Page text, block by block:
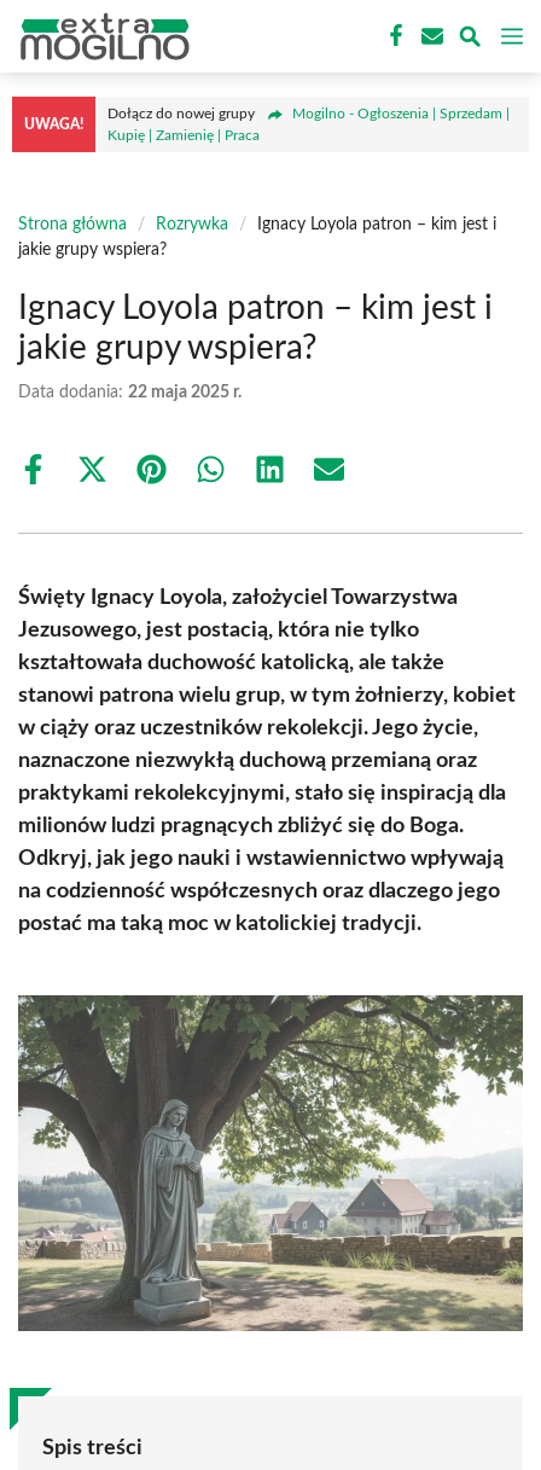
treści
UWAGA!
Dołącz do nowej grupy
Mogilno - Ogłoszenia | Sprzedam |
Kupię | Zamienię | Praca
Strona główna / Rozrywka /
Ignacy Loyola patron – kim jest i
jakie grupy wspiera?
Ignacy Loyola patron – kim jest i
jakie grupy wspiera?
Data dodania: 22 maja 2025 r.
Share
Share
(Twitter)
Share Share Share Share
Święty Ignacy Loyola, założyciel Towarzystwa
Jezusowego, jest postacią, która nie tylko
kształtowała duchowość katolicką, ale także
stanowi patrona wielu grup, w tym żołnierzy, kobiet
w ciąży oraz uczestników rekolekcji. Jego życie,
naznaczone niezwykłą duchową przemianą oraz
praktykami rekolekcyjnymi, stało się inspiracją dla
milionów ludzi pragnących zbliżyć się do Boga.
Odkryj, jak jego nauki i wstawiennictwo wpływają
na codzienność współczesnych oraz dlaczego jego
postać ma taką moc w katolickiej tradycji.
Spis treści